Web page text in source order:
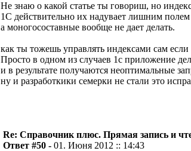
Не знаю о какой статье ты говориш, но
1С действительно их надувает лишним
а моногосоставные вообще не дает делать.
как ты тожешь управлять индексами сам
Просто в одном из случаев 1с приложение
и в результате получаются неоптимальные
ну и разработкики семерки не стали это
Re: Справочник плюс. Прямая запись и
Ответ #50 - 01. Июня 2012 :: 14:43